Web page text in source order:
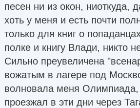
песен ни из окон, ниоткуда,
хоть у меня и есть почти
только для книг о
полке и книгу Влади, никто
Сильно преувеличена
вожатым в лагере под
волновала меня Олимпиада,
проезжал в эти дни через